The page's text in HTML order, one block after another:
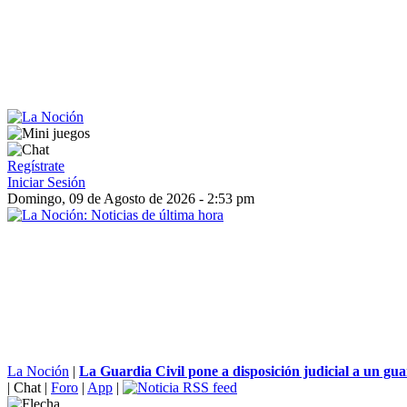
Regístrate
Iniciar Sesión
Domingo, 09 de Agosto de 2026 - 2:53 pm
La Noción | La Guardia Civil pone a disposición judicial a un
| Chat | Foro | App |